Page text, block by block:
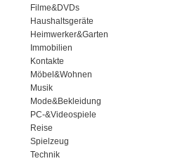
Filme&DVDs
Haushaltsgeräte
Heimwerker&Garten
Immobilien
Kontakte
Möbel&Wohnen
Musik
Mode&Bekleidung
PC-&Videospiele
Reise
Spielzeug
Technik